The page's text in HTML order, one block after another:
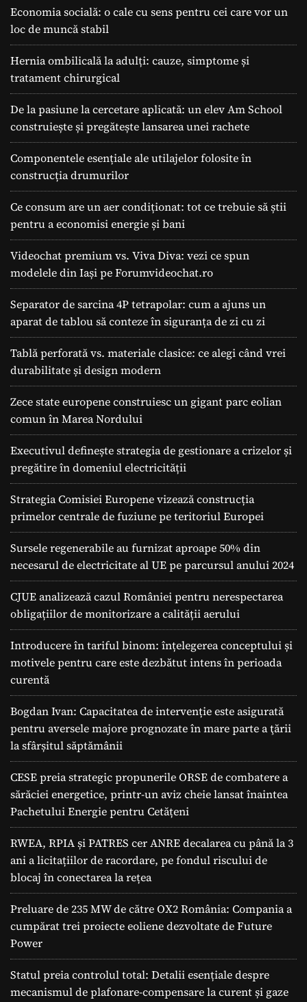
Economia socială: o cale cu sens pentru cei care vor un
loc de muncă stabil
Hernia ombilicală la adulți: cauze, simptome și
tratament chirurgical
De la pasiune la cercetare aplicată: un elev Am School
construiește și pregătește lansarea unei rachete
Componentele esențiale ale utilajelor folosite în
construcția drumurilor
Ce consum are un aer condiționat: tot ce trebuie să știi
pentru a economisi energie și bani
Videochat premium vs. Viva Diva: vezi ce spun
modelele din Iași pe Forumvideochat.ro
Separator de sarcina 4P tetrapolar: cum a ajuns un
aparat de tablou să conteze în siguranța de zi cu zi
Tablă perforată vs. materiale clasice: ce alegi când vrei
durabilitate și design modern
Zece state europene construiesc un gigant parc eolian
comun în Marea Nordului
Executivul definește strategia de gestionare a crizelor și
pregătire în domeniul electricității
Strategia Comisiei Europene vizează construcția
primelor centrale de fuziune pe teritoriul Europei
Sursele regenerabile au furnizat aproape 50% din
necesarul de electricitate al UE pe parcursul anului 2024
CJUE analizează cazul României pentru nerespectarea
obligațiilor de monitorizare a calității aerului
Introducere în tariful binom: înțelegerea conceptului și
motivele pentru care este dezbătut intens în perioada
curentă
Bogdan Ivan: Capacitatea de intervenție este asigurată
pentru aversele majore prognozate în mare parte a ţării
la sfârșitul săptămânii
CESE preia strategic propunerile ORSE de combatere a
sărăciei energetice, printr-un aviz cheie lansat înaintea
Pachetului Energie pentru Cetățeni
RWEA, RPIA și PATRES cer ANRE decalarea cu până la 3
ani a licitațiilor de racordare, pe fondul riscului de
blocaj în conectarea la rețea
Preluare de 235 MW de către OX2 România: Compania a
cumpărat trei proiecte eoliene dezvoltate de Future
Power
Statul preia controlul total: Detalii esențiale despre
mecanismul de plafonare-compensare la curent și gaze